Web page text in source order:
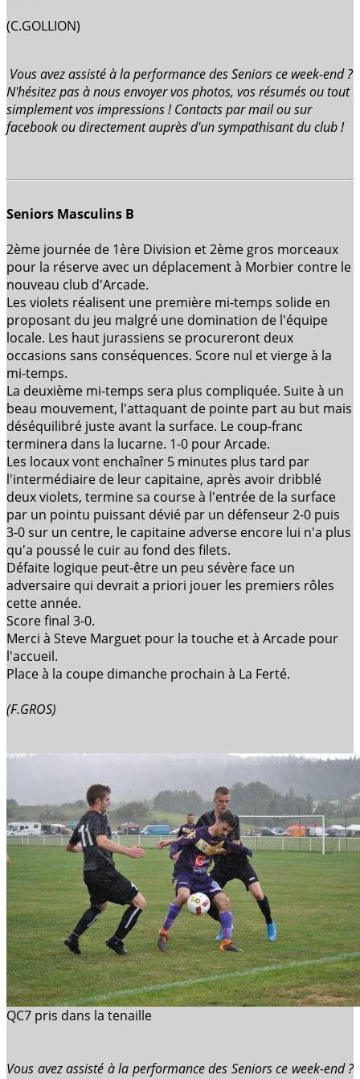
(C.GOLLION)
Vous avez assisté à la performance des Seniors ce week-end ?
N'hésitez pas à nous envoyer vos photos, vos résumés ou tout
simplement vos impressions ! Contacts par mail ou sur
facebook ou directement auprès d'un sympathisant du club !
Seniors Masculins B
2ème journée de 1ère Division et 2ème gros morceaux
pour la réserve avec un déplacement à Morbier contre le
nouveau club d'Arcade.
Les violets réalisent une première mi-temps solide en
proposant du jeu malgré une domination de l'équipe
locale. Les haut jurassiens se procureront deux
occasions sans conséquences. Score nul et vierge à la
mi-temps.
La deuxième mi-temps sera plus compliquée. Suite à un
beau mouvement, l'attaquant de pointe part au but mais
déséquilibré juste avant la surface. Le coup-franc
terminera dans la lucarne. 1-0 pour Arcade.
Les locaux vont enchaîner 5 minutes plus tard par
l'intermédiaire de leur capitaine, après avoir dribblé
deux violets, termine sa course à l'entrée de la surface
par un pointu puissant dévié par un défenseur 2-0 puis
3-0 sur un centre, le capitaine adverse encore lui n'a plus
qu'a poussé le cuir au fond des filets.
Défaite logique peut-être un peu sévère face un
adversaire qui devrait a priori jouer les premiers rôles
cette année.
Score final 3-0.
Merci à Steve Marguet pour la touche et à Arcade pour
l'accueil.
Place à la coupe dimanche prochain à La Ferté.
(F.GROS)
QC7 pris dans la tenaille
Vous avez assisté à la performance des Seniors ce week-end ?